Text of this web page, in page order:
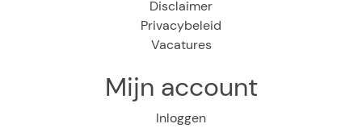
Disclaimer
Privacybeleid
Vacatures
Mijn account
Inloggen